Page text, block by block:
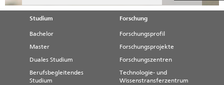
Studium
Bachelor
Master
Duales Studium
Berufsbegleitendes
Studium
Forschung
Forschungsprofil
Forschungsprojekte
Forschungszentren
Technologie- und
Wissenstransferzentrum